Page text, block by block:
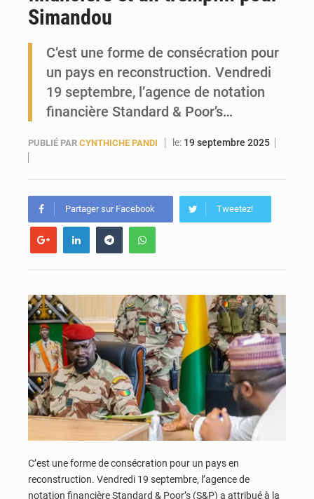
Simandou
C’est une forme de consécration pour
un pays en reconstruction. Vendredi
19 septembre, l’agence de notation
financière Standard & Poor’s…
PUBLIÉ PAR CYNTHICHE PANDI le: 19 septembre 2025
Partager sur Facebook Tweetez!
C’est une forme de consécration pour un pays en
reconstruction. Vendredi 19 septembre, l’agence de
notation financière Standard & Poor’s (S&P) a attribué à la